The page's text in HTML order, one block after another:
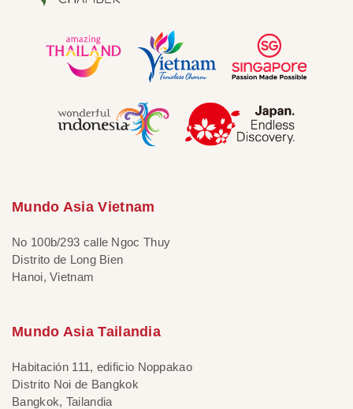
Mundo Asia Vietnam
No 100b/293 calle Ngoc Thuy
Distrito de Long Bien
Hanoi, Vietnam
Mundo Asia Tailandia
Habitación 111, edificio Noppakao
Distrito Noi de Bangkok
Bangkok, Tailandia